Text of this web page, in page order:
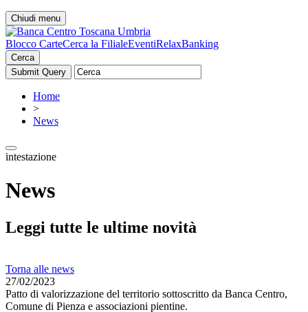
Chiudi menu
Blocco CarteCerca la FilialeEventiRelaxBanking
Cerca
Home
>
News
intestazione
News
Leggi tutte le ultime novità
Torna alle news
27/02/2023
Patto di valorizzazione del territorio sottoscritto da Banca Centro,
Comune di Pienza e associazioni pientine.